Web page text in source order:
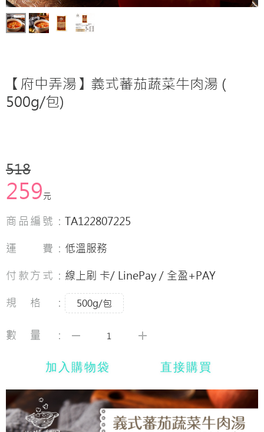
【府中弄湯】義式蕃茄蔬菜牛肉湯 (
500g/包)
518
259元
商品編號： TA122807225
運 費： 低溫服務
付款方式： 線上刷 卡/ LinePay / 全盈+PAY
規格：
500g/包
數量：
加入購物袋 直接購買